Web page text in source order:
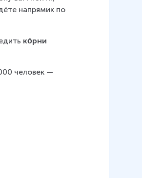
напрямик по
ко́рни
человек —